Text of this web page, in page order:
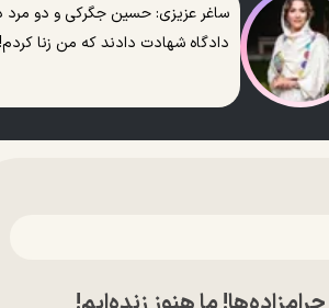
ساغر عزیزی: حسین جگرکی و دو مرد
دادگاه شهادت دادند که من زنا کردم!